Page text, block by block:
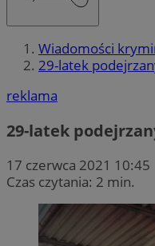
Wiadomości
29-latek
reklama
29-latek
17 czerwca 2021 10:45
Czas czytania: 2 min.